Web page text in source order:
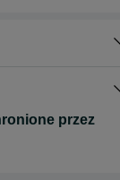
przez